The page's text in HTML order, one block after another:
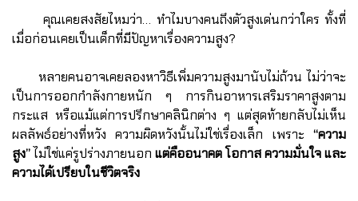
คุณเคยสงสัยไหมว่า… ทำไมบางคนถึงตัวสูงเด่นกว่าใคร ทั้งที่
เมื่อก่อนเคยเป็นเด็กที่มีปัญหาเรื่องความสูง?
หลายคนอาจเคยลองหาวิธีเพิ่มความสูงมานับไม่ถ้วน ไม่ว่าจะ
เป็นการออกกำลังกายหนัก ๆ การกินอาหารเสริมราคาสูงตาม
กระแส หรือแม้แต่การปรึกษาคลินิกต่าง ๆ แต่สุดท้ายกลับไม่เห็น
ผลลัพธ์อย่างที่หวัง ความผิดหวังนั้นไม่ใช่เรื่องเล็ก เพราะ “ความ
สูง”ไม่ใช่แค่รูปร่างภายนอก แต่คืออนาคต โอกาส ความมั่นใจ และ
ความได้เปรียบในชีวิตจริง